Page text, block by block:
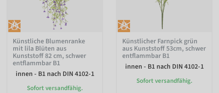
Künstliche Blumenranke
mit lila Blüten aus
Kunststoff 82 cm, schwer
entflammbar B1
innen - B1 nach DIN 4102-1
Sofort versandfähig.
Künstlicher Farnpick grün
aus Kunststoff 53cm, schwer
entflammbar B1
innen - B1 nach DIN 4102-1
Sofort versandfähig.